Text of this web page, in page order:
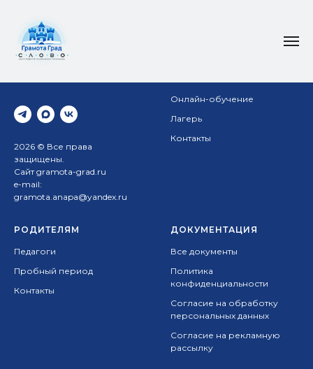
2026 © Все права
защищены.
Сайт gramota-grad.ru
e-mail:
gramota.anapa@yandex.ru
Онлайн-обучение
Лагерь
Контакты
РОДИТЕЛЯМ
Педагоги
Пробный период
Контакты
ДОКУМЕНТАЦИЯ
Все документы
Политика
конфиденциальности
Согласие на обработку
персональных данных
Согласие на рекламную
рассылку